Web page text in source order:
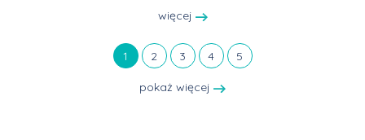
więcej
1 2 3 4 5
pokaż więcej